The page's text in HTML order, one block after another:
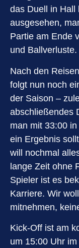
das Duell in Hall
ausgesehen,
Partie am Ende
und Ballverluste.
Nach den
folgt nun noch
der Saison –
abschließendes
man mit 33:00
ein Ergebnis
will nochmal
lange Zeit ohne
Spieler ist es
Karriere. Wir
mitnehmen,
Kick-Off ist am
um 15:00 Uhr